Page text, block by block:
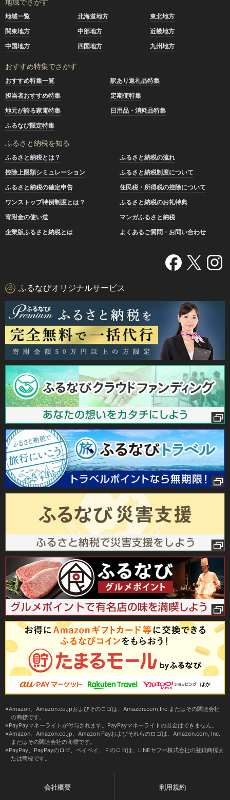
地域でさがす
地域一覧 北海道地方
東北地方
関東地方
中部地方
近畿地方
中国地方
四国地方 九州地方
おすすめ特集でさがす
おすすめ特集一覧
訳あり返礼品特集
担当者おすすめ特集
定期便特集
地元が誇る家電特集
日用品・消耗品特集
ふるなび限定特集
ふるさと納税を知る
ふるさと納税とは？
ふるさと納税の流れ
控除上限額シミュレーション
ふるさと納税制度について
ふるさと納税の確定申告
住民税・所得税の控除について
ワンストップ特例制度とは？
ふるさと納税のお礼特典
寄附金の使い道
マンガふるさと納税
企業版ふるさと納税とは
よくあるご質問・お問い合わせ
ふるなびオリジナルサービス
Amazon、Amazon.co.jpおよびそのロゴは、Amazon.com,Inc.またはその関連会社
の商標です。
PayPayマネーライトが付与されます。PayPayマネーライトの出金はできません。
Amazon、Amazon.co.jp、Amazon Payおよびそれらのロゴは、Amazon.com, Inc.
またはその関連会社の商標です。
PayPay、PayPayのロゴ、ペイペイ、Ｐのロゴは、LINEヤフー株式会社の登録商標ま
たは商標です。
会社概要 利用規約